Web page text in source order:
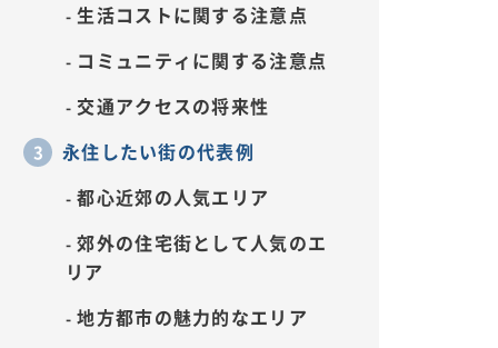
生活コストに関する注意点
コミュニティに関する注意点
交通アクセスの将来性
永住したい街の代表例
都心近郊の人気エリア
郊外の住宅街として人気のエ
リア
地方都市の魅力的なエリア